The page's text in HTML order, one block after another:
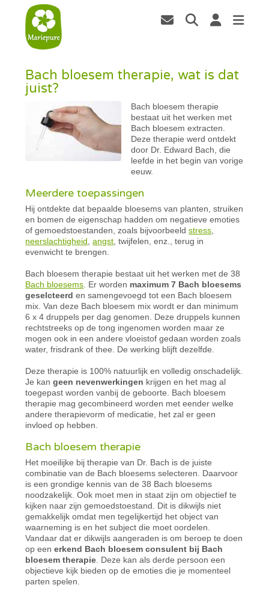
Bach bloesem therapie, wat is dat
juist?
Bach bloesem therapie
bestaat uit het werken met
Bach bloesem extracten.
Deze therapie werd ontdekt
door Dr. Edward Bach, die
leefde in het begin van vorige
eeuw.
Meerdere toepassingen
Hij ontdekte dat bepaalde bloesems van planten, struiken
en bomen de eigenschap hadden om negatieve emoties
of gemoedstoestanden, zoals bijvoorbeeldstress
neerslachtigheid ,angst , twijfelen, enz., terug in
evenwicht te brengen.
Bach bloesem therapie bestaat uit het werken met de 38
Bach bloesems . Er worden maximum 7 Bach bloesems
geselcteerd en samengevoegd tot een Bach bloesem
mix. Van deze Bach bloesem mix wordt er dan minimum
6 x 4 druppels per dag genomen. Deze druppels kunnen
rechtstreeks op de tong ingenomen worden maar ze
mogen ook in een andere vloeistof gedaan worden zoals
water, frisdrank of thee. De werking blijft dezelfde.
Deze therapie is 100% natuurlijk en volledig onschadelijk.
Je kangeen nevenwerkingen krijgen en het mag al
toegepast worden vanbij de geboorte. Bach bloesem
therapie mag gecombineerd worden met eender welke
andere therapievorm of medicatie, het zal er geen
invloed op hebben.
Bach bloesem therapie
Het moeilijke bij therapie van Dr. Bach is de juiste
combinatie van de Bach bloesems selecteren. Daarvoor
is een grondige kennis van de 38 Bach bloesems
noodzakelijk. Ook moet men in staat zijn om objectief te
kijken naar zijn gemoedstoestand. Dit is dikwijls niet
gemakkelijk omdat men tegelijkertijd het object van
waarneming is en het subject die moet oordelen.
Vandaar dat er dikwijls aangeraden is om beroep te doen
op eenerkend Bach bloesem consulent bij Bach
bloesem therapie . Deze kan als derde persoon een
objectieve kijk bieden op de emoties die je momenteel
parten spelen.